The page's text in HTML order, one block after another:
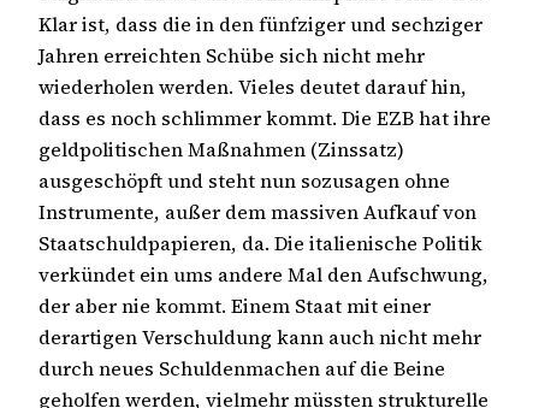
Klar ist, dass die in den fünfziger und sechziger
Jahren erreichten Schübe sich nicht mehr
wiederholen werden. Vieles deutet darauf hin,
dass es noch schlimmer kommt. Die EZB hat ihre
geldpolitischen Maßnahmen (Zinssatz)
ausgeschöpft und steht nun sozusagen ohne
Instrumente, außer dem massiven Aufkauf von
Staatschuldpapieren, da. Die italienische Politik
verkündet ein ums andere Mal den Aufschwung,
der aber nie kommt. Einem Staat mit einer
derartigen Verschuldung kann auch nicht mehr
durch neues Schuldenmachen auf die Beine
geholfen werden, vielmehr müssten strukturelle